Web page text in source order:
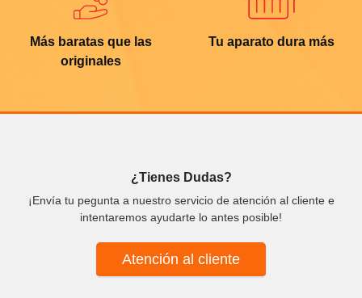
Más baratas que las
originales
Tu aparato dura más
¿Tienes Dudas?
¡Envía tu pegunta a nuestro servicio de atención al cliente e
intentaremos ayudarte lo antes posible!
Atención al cliente